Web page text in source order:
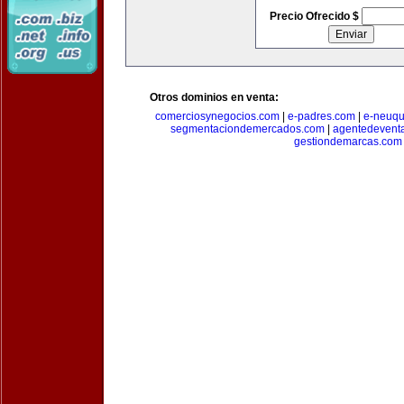
Precio Ofrecido $
Otros dominios en venta:
comerciosynegocios.com| e-padres.com| e-
segmentaciondemercados.com
gestiondemarcas.com